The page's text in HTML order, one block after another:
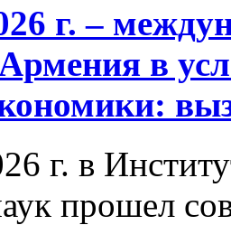
г. –
в
г. в
прошел